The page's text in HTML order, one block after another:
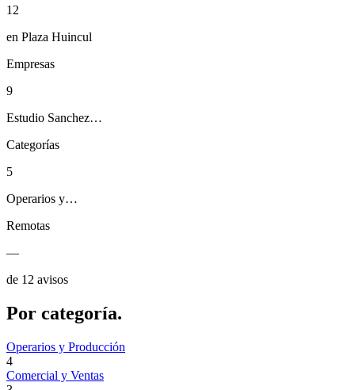
12
en Plaza Huincul
Empresas
9
Estudio Sanchez…
Categorías
5
Operarios y…
Remotas
—
de 12 avisos
Por categoría.
Operarios y Producción
4
Comercial y Ventas